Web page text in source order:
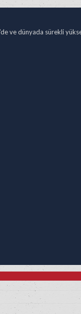
ve dünyada sürekli